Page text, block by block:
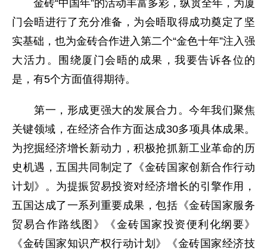
金砖“中国年”的活动丰富多彩，纵贯全年，为厦
门会晤进行了充分准备，为会晤取得成功奠定了坚
实基础，也为金砖合作进入第二个“金色十年”注入强
大活力。围绕厦门会晤的成果，我要告诉各位的
是，有5个方面值得期待。
第一，形成更强大的发展合力。今年我们聚焦
关键领域，在经济合作方面达成30多项具体成果。
为挖掘经济增长新动力，积极抢抓新工业革命的历
史机遇，五国共同制定了《金砖国家创新合作行动
计划》。为提振贸易投资对经济增长的引擎作用，
五国达成了一系列重要成果，包括《金砖国家服务
贸易合作路线图》《金砖国家投资便利化纲要》
《金砖国家知识产权行动计划》《金砖国家经济技